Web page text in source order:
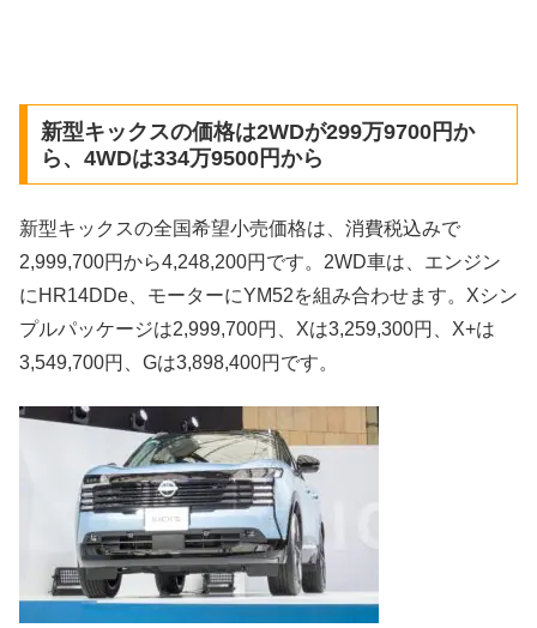
新型キックスの価格は2WDが299万9700円か
ら、4WDは334万9500円から
新型キックスの全国希望小売価格は、消費税込みで
2,999,700円から4,248,200円です。2WD車は、エンジン
にHR14DDe、モーターにYM52を組み合わせます。Xシン
プルパッケージは2,999,700円、Xは3,259,300円、X+は
3,549,700円、Gは3,898,400円です。